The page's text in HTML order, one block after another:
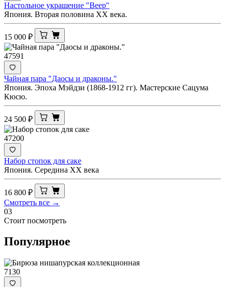
Настольное украшение "Веер"
Япония. Вторая половина ХХ века.
15 000 ₽
47591
Чайная пара "Даосы и драконы."
Япония. Эпоха Мэйдзи (1868-1912 гг). Мастерские Сацума
Кюсю.
24 500 ₽
47200
Набор стопок для саке
Япония. Середина ХХ века
16 800 ₽
Смотреть все →
03
Стоит посмотреть
Популярное
7130